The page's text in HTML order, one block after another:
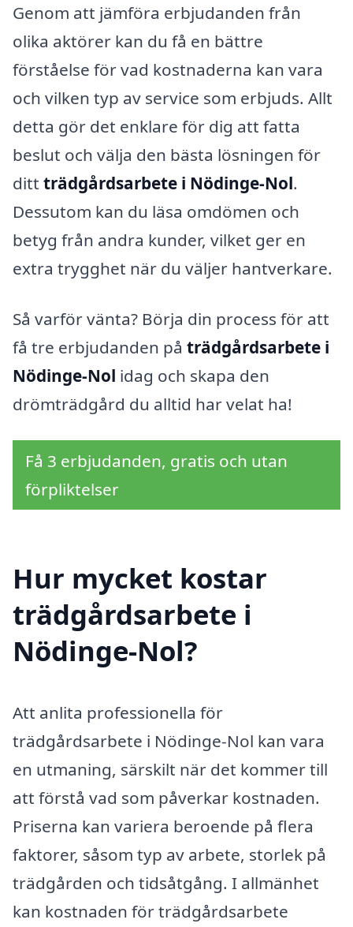
Genom att jämföra erbjudanden från
olika aktörer kan du få en bättre
förståelse för vad kostnaderna kan vara
och vilken typ av service som erbjuds. Allt
detta gör det enklare för dig att fatta
beslut och välja den bästa lösningen för
ditt trädgårdsarbete i Nödinge-Nol.
Dessutom kan du läsa omdömen och
betyg från andra kunder, vilket ger en
extra trygghet när du väljer hantverkare.
Så varför vänta? Börja din process för att
få tre erbjudanden på trädgårdsarbete i
Nödinge-Nol idag och skapa den
drömträdgård du alltid har velat ha!
Få 3 erbjudanden, gratis och utan
förpliktelser
Hur mycket kostar
trädgårdsarbete i
Nödinge-Nol?
Att anlita professionella för
trädgårdsarbete i Nödinge-Nol kan vara
en utmaning, särskilt när det kommer till
att förstå vad som påverkar kostnaden.
Priserna kan variera beroende på flera
faktorer, såsom typ av arbete, storlek på
trädgården och tidsåtgång. I allmänhet
kan kostnaden för trädgårdsarbete